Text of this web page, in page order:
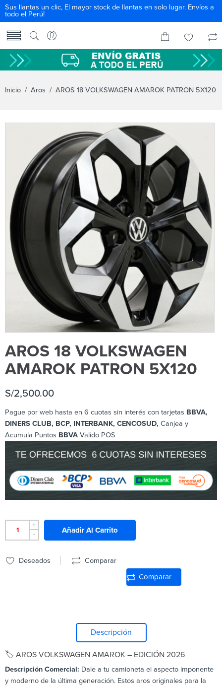
Sus llantas un clic, El mayor stock de llantas en solo lugar. Envíos a
todo el Perú!
Inicio / Aros / AROS 18 VOLKSWAGEN AMAROK PATRON 5X120
AROS 18 VOLKSWAGEN
AMAROK PATRON 5X120
S/2,500.00
Pague por web hasta en 6 cuotas sin interés con tarjetas BBVA,
DINERS CLUB, BCP, INTERBANK, CENCOSUD, Canjea y
Acumula Puntos BBVA Valido POS
+
-
Añadir Al Carrito
Deseados Comparar
Comparar
Descripción
🏷️ AROS VOLKSWAGEN AMAROK – EDICIÓN 2026
Descripción Comercial: Dale a tu camioneta el aspecto imponente
y moderno de la última generación. Estos aros originales para la